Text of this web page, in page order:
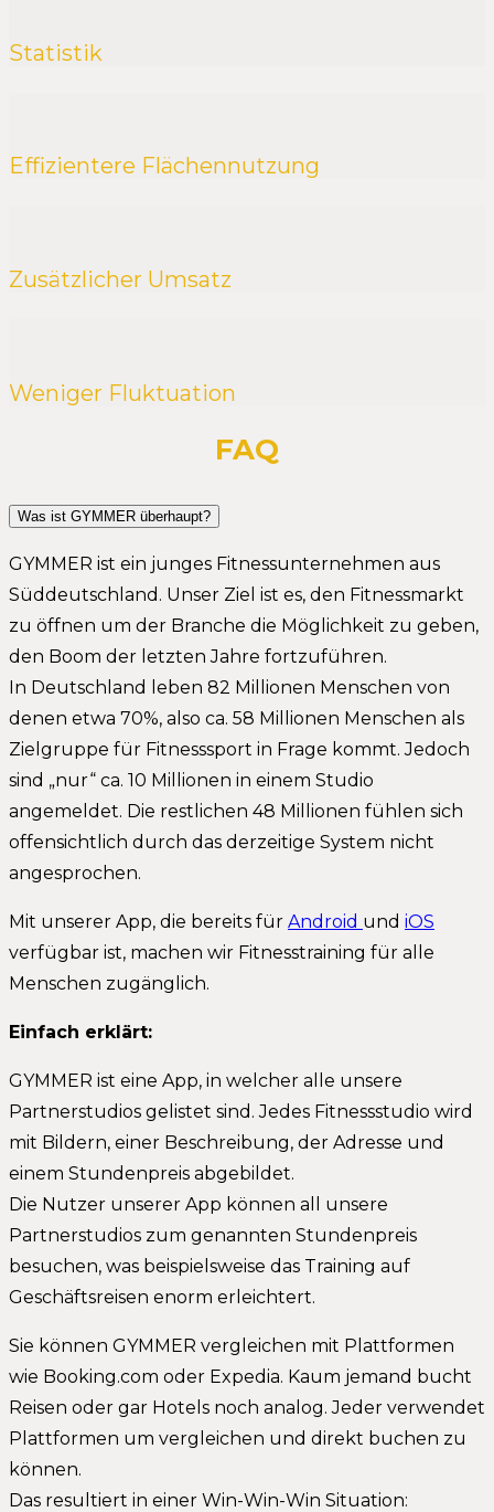
Statistik
Effizientere Flächennutzung
Zusätzlicher Umsatz
Weniger Fluktuation
FAQ
Was ist GYMMER überhaupt?
GYMMER ist ein junges Fitnessunternehmen aus
Süddeutschland. Unser Ziel ist es, den Fitnessmarkt
zu öffnen um der Branche die Möglichkeit zu geben,
den Boom der letzten Jahre fortzuführen.
In Deutschland leben 82 Millionen Menschen von
denen etwa 70%, also ca. 58 Millionen Menschen als
Zielgruppe für Fitnesssport in Frage kommt. Jedoch
sind „nur“ ca. 10 Millionen in einem Studio
angemeldet. Die restlichen 48 Millionen fühlen sich
offensichtlich durch das derzeitige System nicht
angesprochen.
Mit unserer App, die bereits für Android und iOS
verfügbar ist, machen wir Fitnesstraining für alle
Menschen zugänglich.
Einfach erklärt:
GYMMER ist eine App, in welcher alle unsere
Partnerstudios gelistet sind. Jedes Fitnessstudio wird
mit Bildern, einer Beschreibung, der Adresse und
einem Stundenpreis abgebildet.
Die Nutzer unserer App können all unsere
Partnerstudios zum genannten Stundenpreis
besuchen, was beispielsweise das Training auf
Geschäftsreisen enorm erleichtert.
Sie können GYMMER vergleichen mit Plattformen
wie Booking.com oder Expedia. Kaum jemand bucht
Reisen oder gar Hotels noch analog. Jeder verwendet
Plattformen um vergleichen und direkt buchen zu
können.
Das resultiert in einer Win-Win-Win Situation: